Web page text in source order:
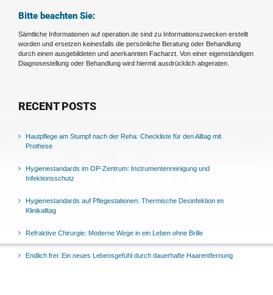
Bitte beachten Sie:
Sämtliche Informationen auf operation.de sind zu Informationszwecken erstellt
worden und ersetzen keinesfalls die persönliche Beratung oder Behandlung
durch einen ausgebildeten und anerkannten Facharzt. Von einer eigenständigen
Diagnosestellung oder Behandlung wird hiermit ausdrücklich abgeraten.
RECENT POSTS
Hautpflege am Stumpf nach der Reha: Checkliste für den Alltag mit
Prothese
Hygienestandards im OP-Zentrum: Instrumentenreinigung und
Infektionsschutz
Hygienestandards auf Pflegestationen: Thermische Desinfektion im
Klinikalltag
Refraktive Chirurgie: Moderne Wege in ein Leben ohne Brille
Endlich frei: Ein neues Lebensgefühl durch dauerhafte Haarentfernung